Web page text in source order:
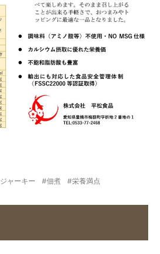
ジャーキー 佃煮 栄養満点